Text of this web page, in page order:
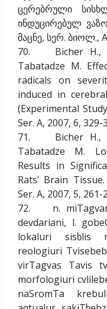
ცერებრული
ინდუცირებულ
მაცნე, სერ. ბიოლ.,
70. Bicher H.,
Tabatadze M.
radicals on
induced in
(Experimental
Ser. A, 2007, 6, 329-
71. Bicher H.,
Tabatadze M.
Results in
Rats’ Brain
Ser. A, 2007, 5, 261-
72. n.
devdariani, l.
lokaluri sisხlis
reologiuri
virTagvas Tavis
morfologiuri
naSromTa